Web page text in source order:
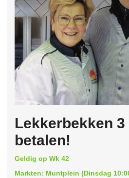
Lekkerbekken 3
betalen!
Geldig op Wk 42
Markten: Muntplein (Dinsdag